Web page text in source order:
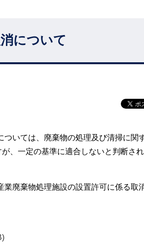
について
いては、廃棄物の処理及び清掃に関
、一定の基準に適合しないと判断さ
廃棄物処理施設の設置許可に係る取